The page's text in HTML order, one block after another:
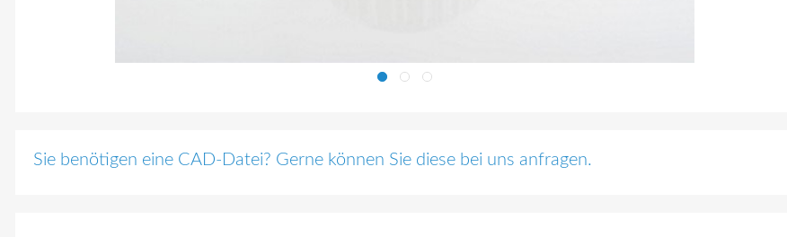
Sie benötigen eine CAD-Datei? Gerne können Sie diese bei uns anfragen.